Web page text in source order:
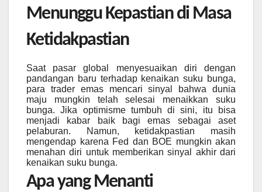
Menunggu Kepastian di Masa
Ketidakpastian
Saat pasar global menyesuaikan diri dengan
pandangan baru terhadap kenaikan suku bunga,
para trader emas mencari sinyal bahwa dunia
maju mungkin telah selesai menaikkan suku
bunga. Jika optimisme tumbuh di sini, itu bisa
menjadi kabar baik bagi emas sebagai aset
pelaburan. Namun, ketidakpastian masih
mengendap karena Fed dan BOE mungkin akan
menahan diri untuk memberikan sinyal akhir dari
kenaikan suku bunga.
Apa yang Menanti